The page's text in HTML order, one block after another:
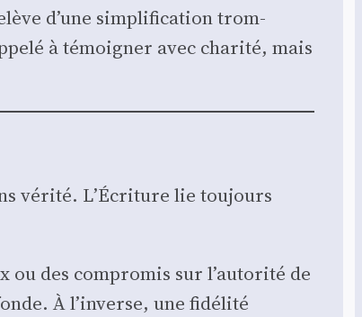
d’une sim­pli­fi­ca­tion trom­
à témoi­gner avec cha­ri­té, mais
véri­té. L’Écriture lie tou­jours
des com­pro­mis sur l’autorité de
À l’inverse, une fidé­li­té